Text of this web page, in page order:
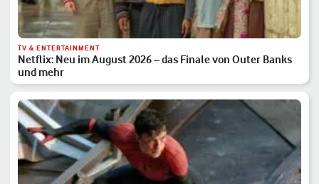
TV & ENTERTAINMENT
Netflix: Neu im August 2026 – das Finale von Outer Banks
und mehr